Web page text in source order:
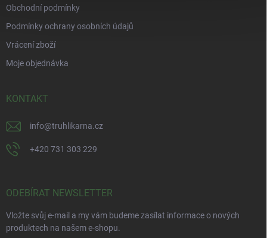
Obchodní podmínky
Podmínky ochrany osobních údajů
Vrácení zboží
Moje objednávka
KONTAKT
info@truhlikarna.cz
+420 731 303 229
ODEBÍRAT NEWSLETTER
Vložte svůj e-mail a my vám budeme zasílat informace o nových
produktech na našem e-shopu.